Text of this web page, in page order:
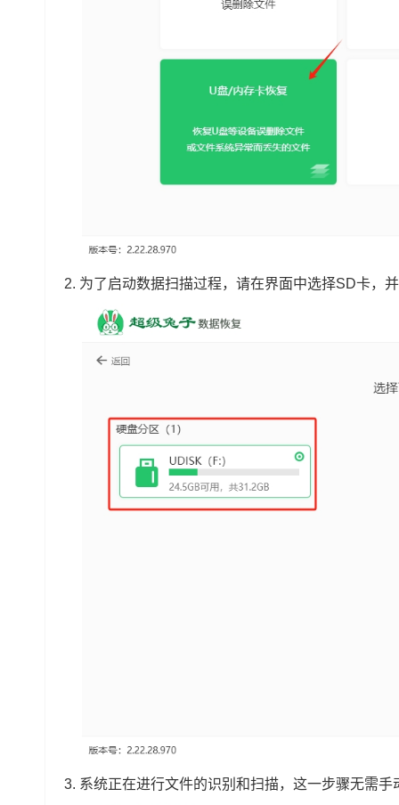
2. 为了启动数据扫描过程，请在界面中选择SD卡，
3. 系统正在进行文件的识别和扫描，这一步骤无需